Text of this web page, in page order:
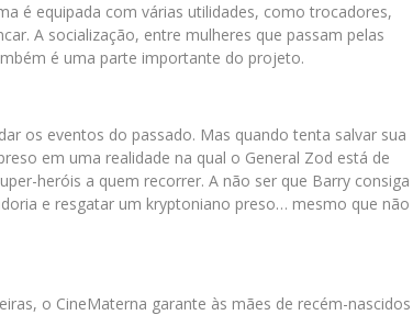
é equipada com várias utilidades, como trocadores,
A socialização, entre mulheres que passam pelas
é uma parte importante do projeto.
os eventos do passado. Mas quando tenta salvar sua
em uma realidade na qual o General Zod está de
heróis a quem recorrer. A não ser que Barry consiga
e resgatar um kryptoniano preso… mesmo que não
o CineMaterna garante às mães de recém-nascidos